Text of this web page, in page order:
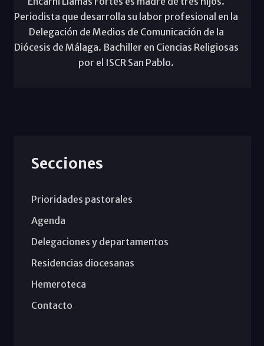
Periodista que desarrolla su labor profesional en la
Delegación de Medios de Comunicación de la
Diócesis de Málaga. Bachiller en Ciencias Religiosas
por el ISCR San Pablo.
Secciones
Prioridades pastorales
Agenda
Delegaciones y departamentos
Residencias diocesanas
Hemeroteca
Contacto